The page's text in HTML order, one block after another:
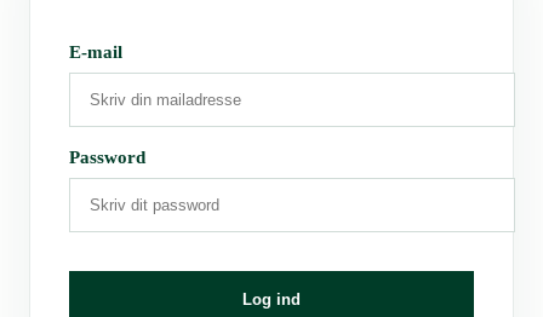
E-mail
Password
Log ind